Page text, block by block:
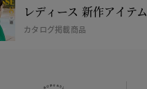
レディース 新作アイテム
カタログ掲載商品